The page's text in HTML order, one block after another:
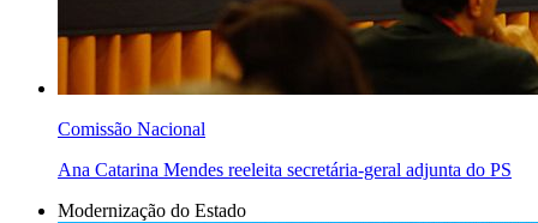
Comissão Nacional
Ana Catarina Mendes reeleita secretária-geral adjunta do PS
Modernização do Estado